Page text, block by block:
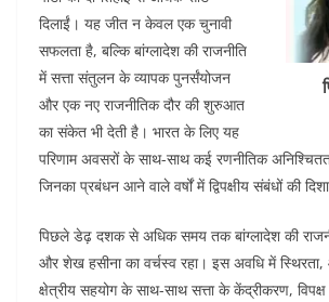
दिलाईं। यह जीत न केवल एक चुनावी
सफलता है, बल्कि बांग्लादेश की राजनीति
में सत्ता संतुलन के व्यापक पुनर्संयोजन
और एक नए राजनीतिक दौर की शुरुआत
का संकेत भी देती है। भारत के लिए यह
परिणाम अवसरों के साथ-साथ कई रणनीतिक
जिनका प्रबंधन आने वाले वर्षों में द्विपक्षीय संबंधों की
पिछले डेढ़ दशक से अधिक समय तक बांग्लादेश की
और शेख हसीना का वर्चस्व रहा। इस अवधि में
क्षेत्रीय सहयोग के साथ-साथ सत्ता के केंद्रीकरण,